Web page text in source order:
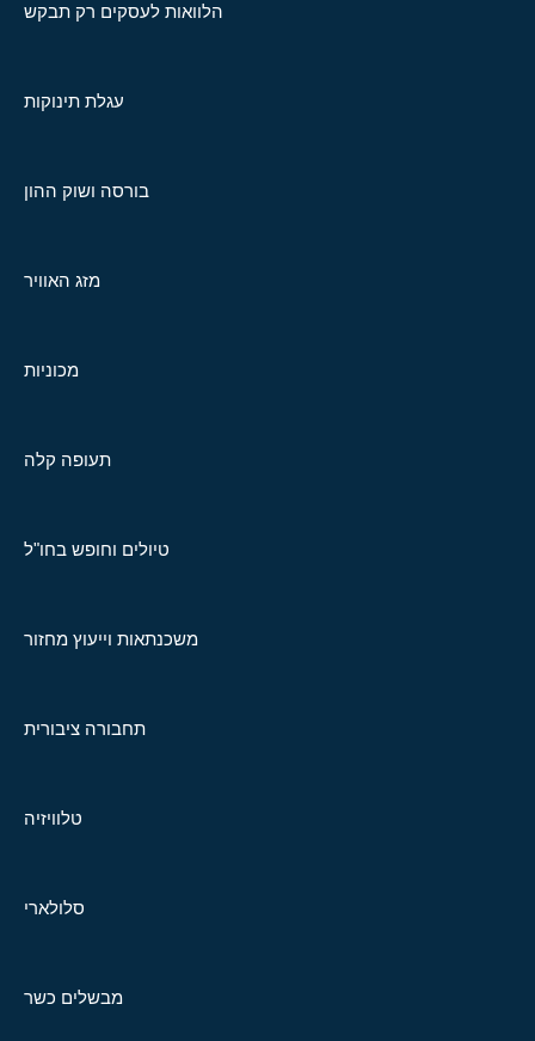
הלוואות לעסקים רק תבקש
עגלת תינוקות
בורסה ושוק ההון
מזג האוויר
מכוניות
תעופה קלה
טיולים וחופש בחו"ל
משכנתאות וייעוץ מחזור
תחבורה ציבורית
טלוויזיה
סלולארי
מבשלים כשר